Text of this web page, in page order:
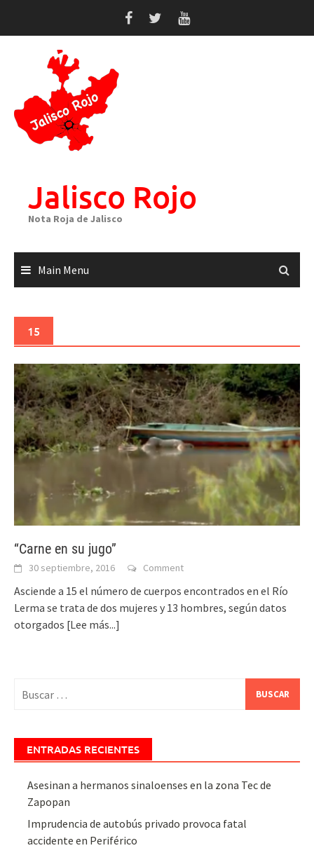
Jalisco Rojo
Nota Roja de Jalisco
Main Menu
15
“Carne en su jugo”
30 septiembre, 2016 Comment
Asciende a 15 el número de cuerpos encontrados en el Río
Lerma se trata de dos mujeres y 13 hombres, según datos
otorgados [Lee más...]
ENTRADAS RECIENTES
Asesinan a hermanos sinaloenses en la zona Tec de
Zapopan
Imprudencia de autobús privado provoca fatal
accidente en Periférico